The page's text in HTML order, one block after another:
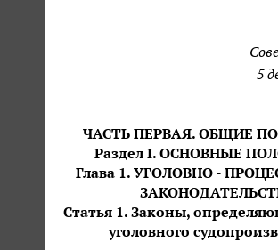
5
ЧАСТЬ ПЕРВАЯ. ОБЩИЕ
Раздел I. ОСНОВНЫЕ
Глава 1. УГОЛОВНО -
Статья 1. Законы,
уголовного